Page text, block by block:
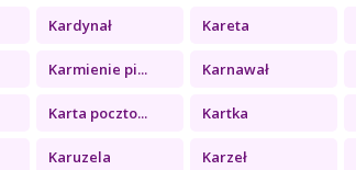
Kardynał Kareta
Karmienie pi... Karnawał
Karta poczto... Kartka
Karuzela Karzeł